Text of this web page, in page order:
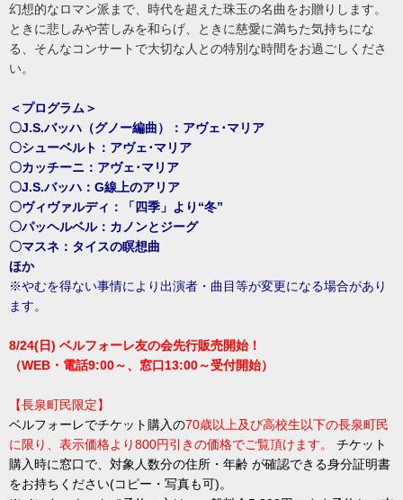
幻想的なロマン派まで、時代を超えた珠玉の名曲をお贈りします。
ときに悲しみや苦しみを和らげ、ときに慈愛に満ちた気持ちにな
る、そんなコンサートで大切な人との特別な時間をお過ごしくださ
い。
＜プログラム＞
〇J.S.バッハ（グノー編曲）：アヴェ･マリア
〇シューベルト：アヴェ･マリア
〇カッチーニ：アヴェ･マリア
〇J.S.バッハ：G線上のアリア
〇ヴィヴァルディ：「四季」より“冬”
〇パッヘルベル：カノンとジーグ
〇マスネ：タイスの瞑想曲
ほか
※やむを得ない事情により出演者・曲目等が変更になる場合があり
ます。
8/24(日) ベルフォーレ友の会先行販売開始！
（WEB・電話9:00～、窓口13:00～受付開始）
【長泉町民限定】
ベルフォーレでチケット購入の70歳以上及び高校生以下の長泉町民
に限り、表示価格より800円引きの価格でご覧頂けます。
チケット
購入時に窓口で、対象人数分の住所・年齢 が確認できる身分証明書
をお持ちください(コピー・写真も可)。